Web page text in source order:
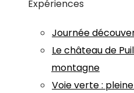
Expériences
Journée
Le château de
montagne
Voie verte :